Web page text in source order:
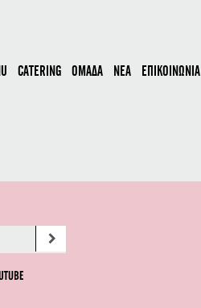
CATERING ΟΜΑΔΑ ΝΕΑ ΕΠΙΚΟΙΝΩΝΙΑ